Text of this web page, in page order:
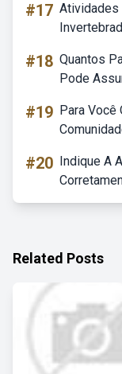
#17 Atividades
#18 Quantos
Pode
#19 Para Você
#20 Indique A
Related Posts